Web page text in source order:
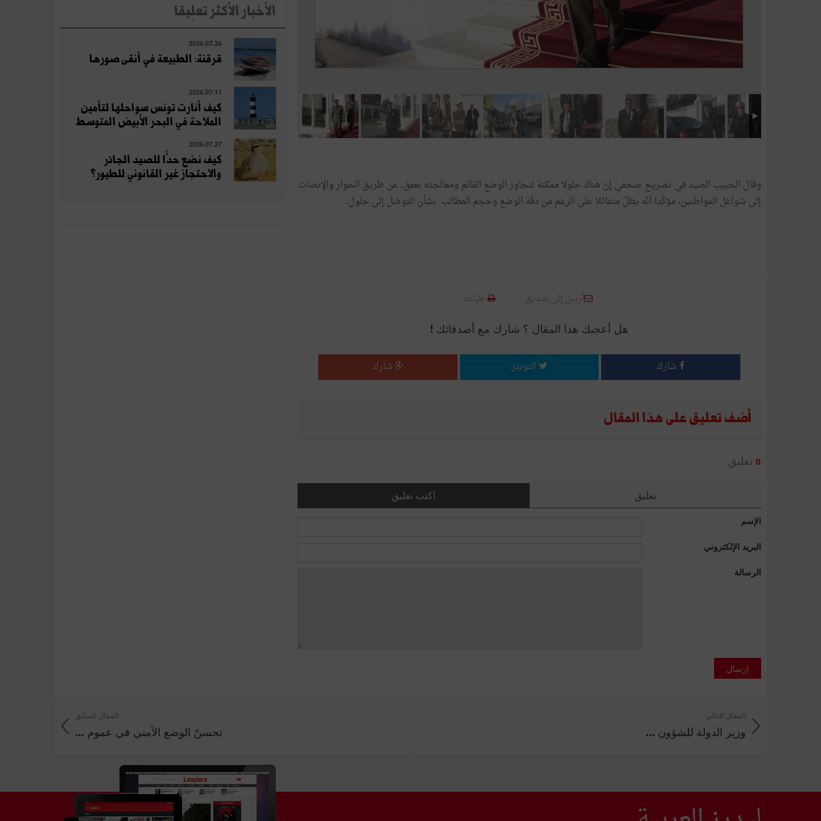
وقال الحبيب الصيد في تصريح صحفي إنّ هناك حلولا ممكنة لتجاوز الوضع القائم ومعالجته بعمق، عن طريق الحوار والإنصات
إلى شواغل المواطنين، مؤكّدا أنّه يظلّ متفائلا على الرغم من دقّة الوضع وحجم المطالب بشأن التوصّل إلى حلول.
أرسل إلى صديق طباعة
هل أعجبك هذا المقال ؟ شارك مع أصدقائك !
شارك التويتر شارك
أضف تعليق على هذا المقال
0 تعليق
اكتب تعليق تعليق
الإسم
البريد الإلكتروني
الرسالة
إرسال
الأخبار الأكثر تعلِيقا
2026.07.26
قرقنة: الطبيعة في أنقى صورها
2026.07.11
كيف أنارت تونس سواحلها لتأمين
الملاحة في البحر الأبيض المتوسط
2026.07.27
كيف نضع حدًّا للصيد الجائر
والاحتجاز غير القانوني للطيور؟
المقال السابق
تحسنّ الوضع الأمني في عموم ...
المقال التالي
وزير الدولة للشؤون ...